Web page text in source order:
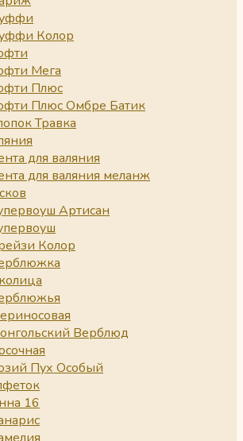
Колор
Мега
Плюс
Плюс Омбре Батик
Травка
для валяния
для валяния меланж
Артисан
Колор
Верблюд
Пух Особый
16